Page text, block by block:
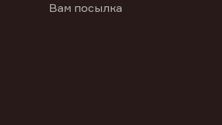
Вам посылка